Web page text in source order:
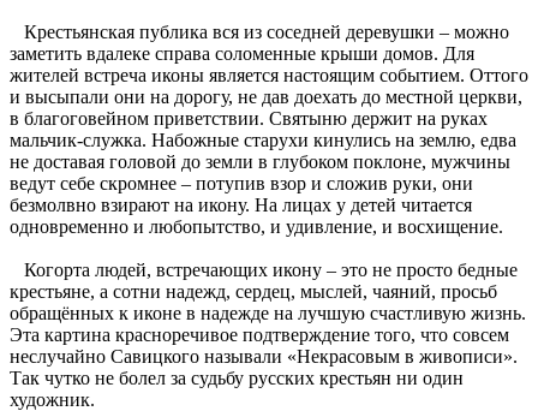
Крестьянская публика вся из соседней деревушки – можно
заметить вдалеке справа соломенные крыши домов. Для
жителей встреча иконы является настоящим событием. Оттого
и высыпали они на дорогу, не дав доехать до местной церкви,
в благоговейном приветствии. Святыню держит на руках
мальчик-служка. Набожные старухи кинулись на землю, едва
не доставая головой до земли в глубоком поклоне, мужчины
ведут себе скромнее – потупив взор и сложив руки, они
безмолвно взирают на икону. На лицах у детей читается
одновременно и любопытство, и удивление, и восхищение.
Когорта людей, встречающих икону – это не просто бедные
крестьяне, а сотни надежд, сердец, мыслей, чаяний, просьб
обращённых к иконе в надежде на лучшую счастливую жизнь.
Эта картина красноречивое подтверждение того, что совсем
неслучайно Савицкого называли «Некрасовым в живописи».
Так чутко не болел за судьбу русских крестьян ни один
художник.